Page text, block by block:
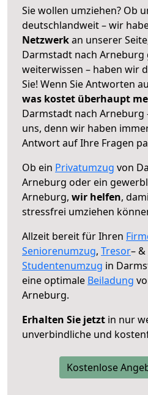
Sie wollen umziehen? Ob
deutschlandweit – wir
Netzwerkan unserer
Darmstadt nach Arneburg
weiterwissen – haben wir
Sie! Wenn Sie Antworten
was kostet überhaupt
Darmstadt nach Arneburg
uns, denn wir haben
Antwort auf Ihre Fragen
Ob ein Privatumzug von
Arneburg oder ein
Arneburg, wir helfen,
stressfrei umziehen
Allzeit bereit für Ihren
Seniorenumzug, Tresor– &
Studentenumzug in
eine optimale Beiladung
Arneburg.
Erhalten Sie jetzt in nur
unverbindliche und
Kostenlose